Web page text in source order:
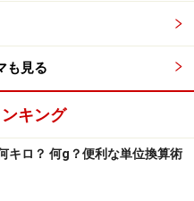
も見る
キング
キロ？ 何g？便利な単位換算術